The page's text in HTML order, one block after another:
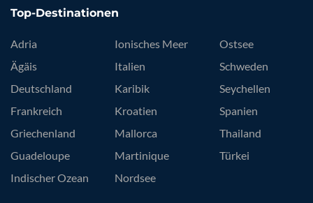
Top-Destinationen
Adria
Ägäis
Deutschland
Frankreich
Griechenland
Guadeloupe
Indischer Ozean
Ionisches Meer
Italien
Karibik
Kroatien
Mallorca
Martinique
Nordsee
Ostsee
Schweden
Seychellen
Spanien
Thailand
Türkei